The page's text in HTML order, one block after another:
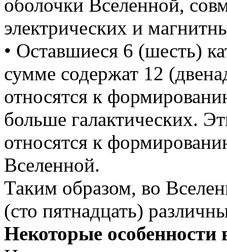
оболочки Вселенной,
электрических и
• Оставшиеся 6 (шесть)
сумме содержат 12
относятся к
больше галактических.
относятся к
Вселенной.
Таким образом, во
(сто пятнадцать)
Некоторые особенности